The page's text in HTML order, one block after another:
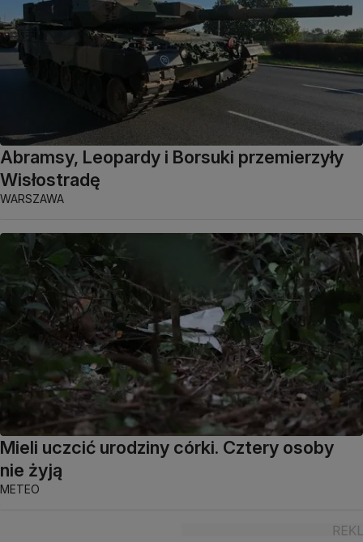
Abramsy, Leopardy i Borsuki przemierzyły
Wisłostradę
WARSZAWA
Mieli uczcić urodziny córki. Cztery osoby
nie żyją
METEO